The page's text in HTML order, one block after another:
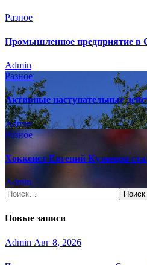
Разное
Промышленное предприятие в
Admin
Разное
Активные наступательные
Admin
Разное
Хоккеист Евгений Кузнецов
Admin
Найти:
Новые записи
Admin Авг 8, 2026